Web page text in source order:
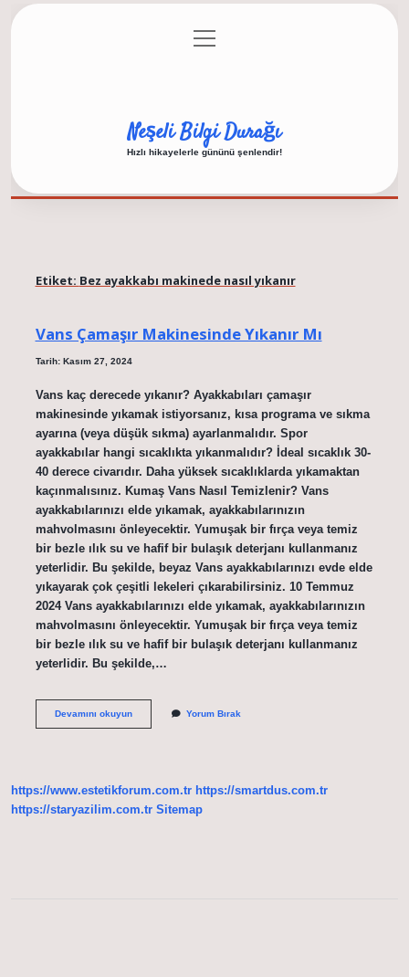
Gizlilik Politikası
menüyü
aç
Neşeli Bilgi Durağı
Hızlı hikayelerle gününü şenlendir!
Etiket: Bez ayakkabı makinede nasıl yıkanır
Vans Çamaşır Makinesinde Yıkanır Mı
Tarih: Kasım 27, 2024
Vans kaç derecede yıkanır? Ayakkabıları çamaşır
makinesinde yıkamak istiyorsanız, kısa programa ve sıkma
ayarına (veya düşük sıkma) ayarlanmalıdır. Spor
ayakkabılar hangi sıcaklıkta yıkanmalıdır? İdeal sıcaklık 30-
40 derece civarıdır. Daha yüksek sıcaklıklarda yıkamaktan
kaçınmalısınız. Kumaş Vans Nasıl Temizlenir? Vans
ayakkabılarınızı elde yıkamak, ayakkabılarınızın
mahvolmasını önleyecektir. Yumuşak bir fırça veya temiz
bir bezle ılık su ve hafif bir bulaşık deterjanı kullanmanız
yeterlidir. Bu şekilde, beyaz Vans ayakkabılarınızı evde elde
yıkayarak çok çeşitli lekeleri çıkarabilirsiniz. 10 Temmuz
2024 Vans ayakkabılarınızı elde yıkamak, ayakkabılarınızın
mahvolmasını önleyecektir. Yumuşak bir fırça veya temiz
bir bezle ılık su ve hafif bir bulaşık deterjanı kullanmanız
yeterlidir. Bu şekilde,…
Devamını okuyunVans
Yorum Bırak
https://www.estetikforum.com.tr https://smartdus.com.tr
https://staryazilim.com.tr Sitemap